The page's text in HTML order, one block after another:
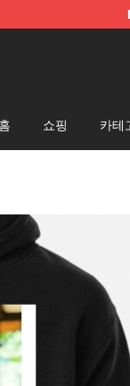
홈 쇼핑 카테